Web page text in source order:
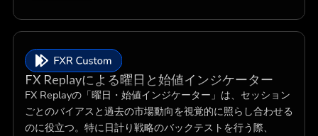
FX Replayによる曜日と始値インジケーター
FX Replayの「曜日・始値インジケーター」は、セッション
ごとのバイアスと過去の市場動向を視覚的に照らし合わせる
のに役立つ。特に日計り戦略のバックテストを行う際、